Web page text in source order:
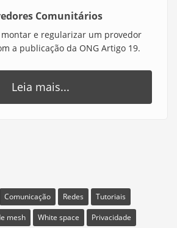
Comunitários
e regularizar um provedor
a publicação da ONG Artigo 19.
Leia mais...
Comunicação Redes
Tutoriais
mesh White space
Privacidade